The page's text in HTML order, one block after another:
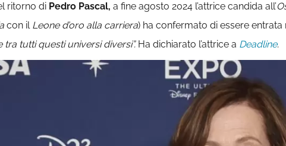
ritorno di Pedro Pascal, a fine agosto 2024 l’attrice candida all’
con il Leone d’oro alla carriera) ha confermato di essere entrata
tutti questi universi diversi”.Ha dichiarato l’attrice a Deadline.